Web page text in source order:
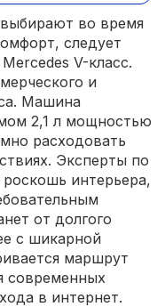
во время
следует
V-класс.
и
Машина
2,1 л мощностью
расходовать
Эксперты по
интерьера,
от долгого
с шикарной
маршрут
современных
в интернет.